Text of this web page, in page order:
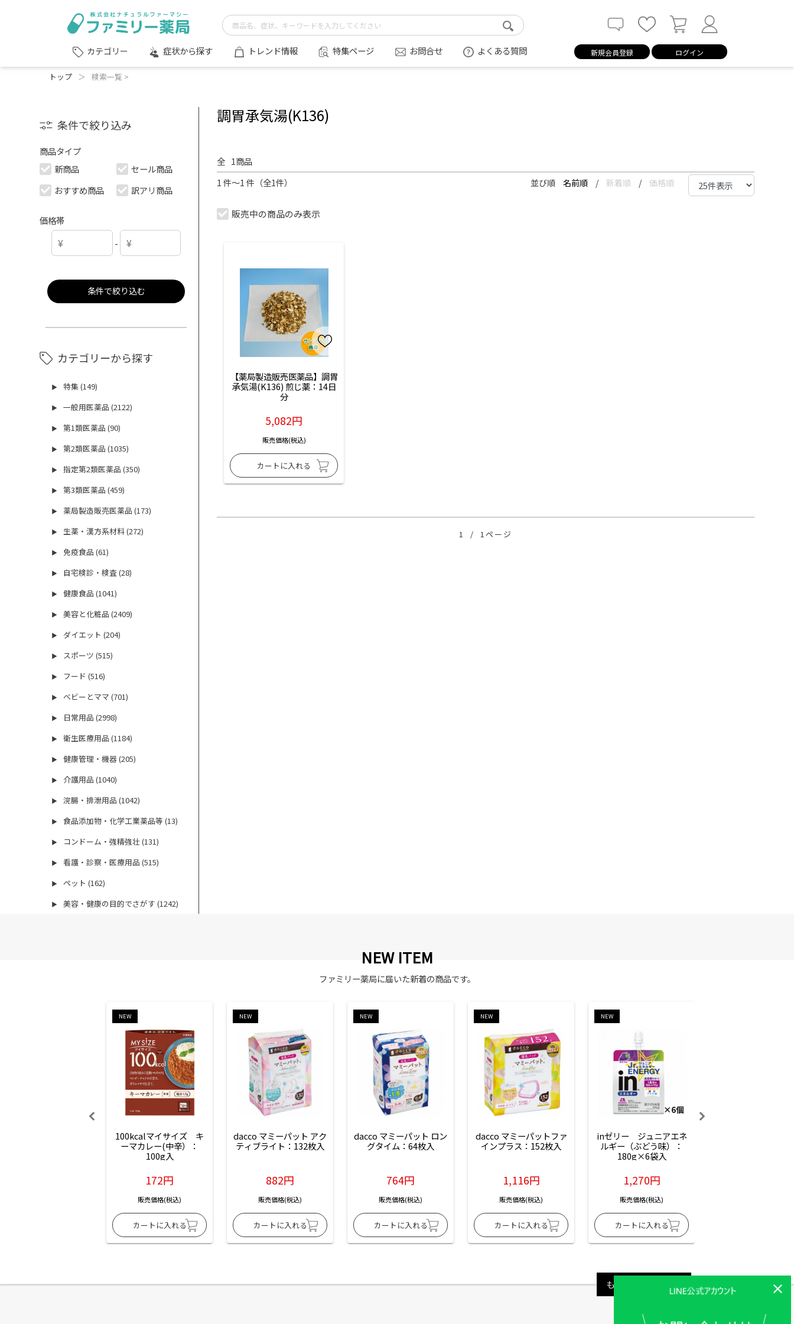
カテゴリー 症状から探す トレンド情報 特集ページ お問合せ よくある質問 新規会員登録 ログイン
トップ ＞ 検索一覧 >
条件で絞り込み
商品タイプ
新商品
セール商品
おすすめ商品
訳アリ商品
価格帯
-
条件で絞り込む
カテゴリーから探す
▶ 特集 (149)
▶ 一般用医薬品 (2122)
▶ 第1類医薬品 (90)
▶ 第2類医薬品 (1035)
▶ 指定第2類医薬品 (350)
▶ 第3類医薬品 (459)
▶ 薬局製造販売医薬品 (173)
▶ 生薬・漢方系材料 (272)
▶ 免疫食品 (61)
▶ 自宅検診・検査 (28)
▶ 健康食品 (1041)
▶ 美容と化粧品 (2409)
▶ ダイエット (204)
▶ スポーツ (515)
▶ フード (516)
▶ ベビーとママ (701)
▶ 日常用品 (2998)
▶ 衛生医療用品 (1184)
▶ 健康管理・機器 (205)
▶ 介護用品 (1040)
▶ 浣腸・排泄用品 (1042)
▶ 食品添加物・化学工業薬品等 (13)
▶ コンドーム・強精強壮 (131)
▶ 看護・診察・医療用品 (515)
▶ ペット (162)
▶ 美容・健康の目的でさがす (1242)
調胃承気湯(K136)
全 1商品
1 件～1 件（全1件）
並び順 名前順 / 新着順 / 価格順
販売中の商品のみ表示
【薬局製造販売医薬品】調胃
承気湯(K136) 煎じ薬：14日
分
5,082円
販売価格(税込)
1 / 1ページ
NEW ITEM
ファミリー薬局に届いた新着の商品です。
NEW
100kcalマイサイズ　キ
ーマカレー(中辛）：
100g入
172円
販売価格(税込)
NEW
dacco マミーパット アク
ティブライト：132枚入
882円
販売価格(税込)
NEW
dacco マミーパット ロン
グタイム：64枚入
764円
販売価格(税込)
NEW
dacco マミーパットファ
インプラス：152枚入
1,116円
販売価格(税込)
NEW
inゼリー　ジュニアエネ
ルギー（ぶどう味）：
180g×6袋入
1,270円
販売価格(税込)
もっと見る